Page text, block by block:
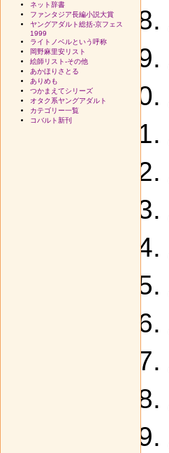
ネット辞書
ファンタジア長編小説大賞
ヤングアダルト総括-京フェス
1999
ライトノベルという呼称
岡野麻里安リスト
絵師リスト-その他
あかほりさとる
ありめも
つかまえてシリーズ
オタク系ヤングアダルト
カテゴリー一覧
コバルト新刊